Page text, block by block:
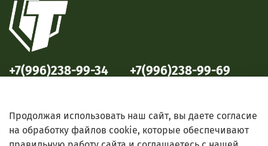
+7(996)238-99-34 +7(996)238-99-69
Продолжая использовать наш сайт, вы даете согласие
на обработку файлов cookie, которые обеспечивают